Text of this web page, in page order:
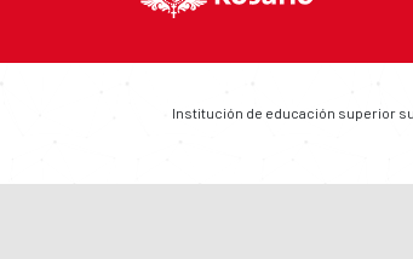
Institución de educación superior